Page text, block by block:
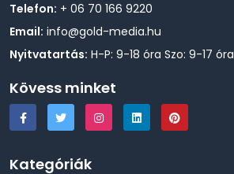
Telefon: + 06 70 166 9220
Email: info@gold-media.hu
Nyitvatartás: H-P: 9-18 óra Szo: 9-17 óra
Kövess minket
Kategóriák